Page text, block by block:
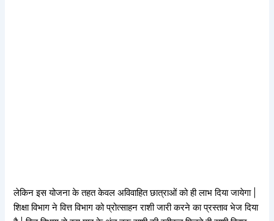
लेकिन इस योजना के तहत केवल अविवाहित छात्राओं को ही लाभ दिया जायेगा |
शिक्षा विभाग ने वित्त विभाग को प्रोत्साहन राशी जारी करने का प्रस्ताव भेज दिया